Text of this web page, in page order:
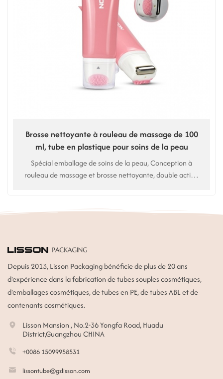
Brosse nettoyante à rouleau de massage de 100
ml, tube en plastique pour soins de la peau
Spécial emballage de soins de la peau, Conception à
rouleau de massage et brosse nettoyante, double action
Depuis 2013, Lisson Packaging bénéficie de plus de 20 ans
d'expérience dans la fabrication de tubes souples cosmétiques,
d'emballages cosmétiques, de tubes en PE, de tubes ABL et de
contenants cosmétiques.
Lisson Mansion , No.2-36 Yongfa Road, Huadu
District,Guangzhou CHINA
+0086 15099958531
lissontube@gzlisson.com